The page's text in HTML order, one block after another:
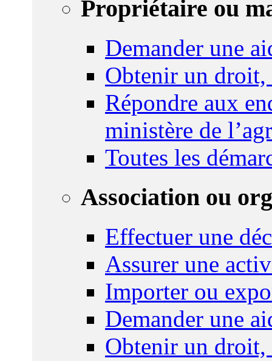
Propriétaire ou
Demander une
Obtenir un droit,
Répondre aux
ministère de
Toutes les
Association ou
Effectuer une
Assurer une
Importer ou
Demander une
Obtenir un droit,